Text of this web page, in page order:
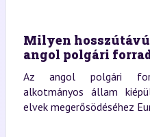
Milyen
angol polgári
Az angol polgári
alkotmányos állam
elvek megerősödéséhez